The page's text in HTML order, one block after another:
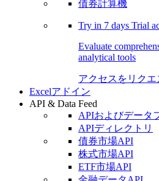
債券計算機
Try in 7 days Trial
Evaluate
analytical tools
アクセスをリクエ
Excelアドイン
API & Data Feed
APIおよびデータ
APIディレクトリ
債券市場API
株式市場API
ETF市場API